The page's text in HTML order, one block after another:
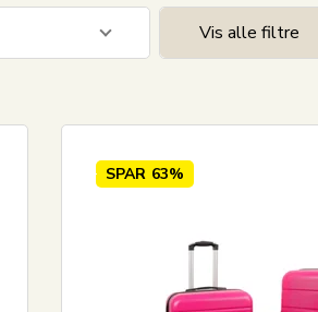
8
Vis alle filtre
SPAR 63%